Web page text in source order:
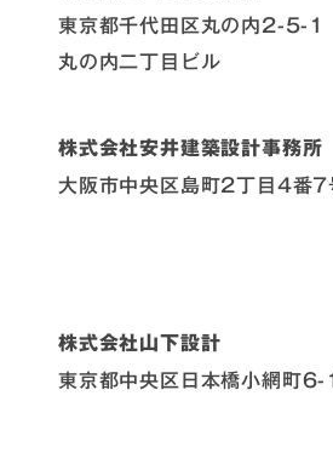
東京都千代田区丸の内2-5-1
丸の内二丁目ビル
株式会社安井建築設計事務所
大阪市中央区島町2丁目4番7
株式会社山下設計
東京都中央区日本橋小網町6-1